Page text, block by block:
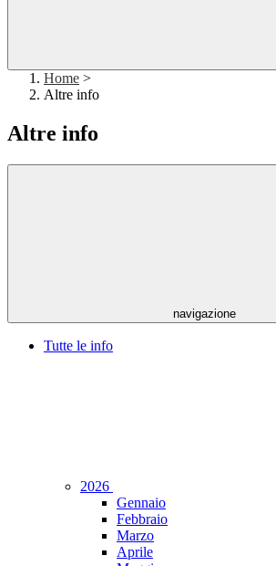
Home >
Altre info
Altre info
navigazione
Tutte le info
2026
Gennaio
Febbraio
Marzo
Aprile